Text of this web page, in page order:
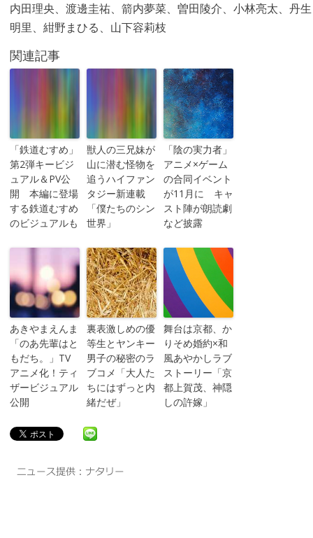
内田理央、渡邊圭祐、箭内夢菜、曽田陵介、小林亮太、丹生
明里、紺野まひる、山下容莉枝
関連記事
「鉄道むすめ」
第2弾キービジ
ュアル＆PV公
開 本編に登場
する鉄道むすめ
のビジュアルも
獣人の三兄妹が
山に潜む怪物を
追うハイファン
タジー新連載
「僕たちのシン
世界」
「陰の実力者」
アニメ×ゲーム
の合同イベント
が11月に キャ
スト陣が朗読劇
など披露
あきやまえんま
「のあ先輩はと
もだち。」TV
アニメ化！ティ
ザービジュアル
公開
裏表激しめの優
等生とヤンキー
男子の秘密のラ
ブコメ「大人た
ちにはずっと内
緒だぜ」
舞台は京都、か
りそめ婚約×和
風あやかしラブ
ストーリー「京
都上賀茂、神隠
しの許嫁」